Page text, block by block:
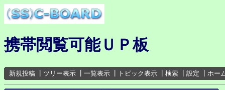
携帯閲覧可能ＵＰ板
新規投稿 ツリー表示 一覧表示 トピック表示 検索 設定 ホー